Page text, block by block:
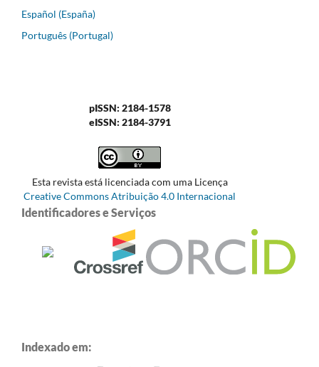
Español (España)
Português (Portugal)
pISSN: 2184-1578
eISSN: 2184-3791
Esta revista está licenciada com uma Licença
Creative Commons Atribuição 4.0 Internacional
Identificadores e Serviços
Indexado em: